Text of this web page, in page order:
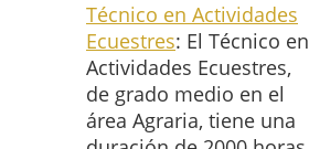
Técnico en Actividades
Ecuestres: El Técnico en
Actividades Ecuestres,
de grado medio en el
área Agraria, tiene una